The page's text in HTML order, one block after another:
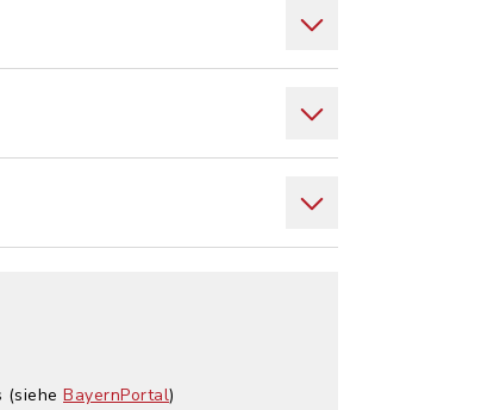
(siehe BayernPortal)